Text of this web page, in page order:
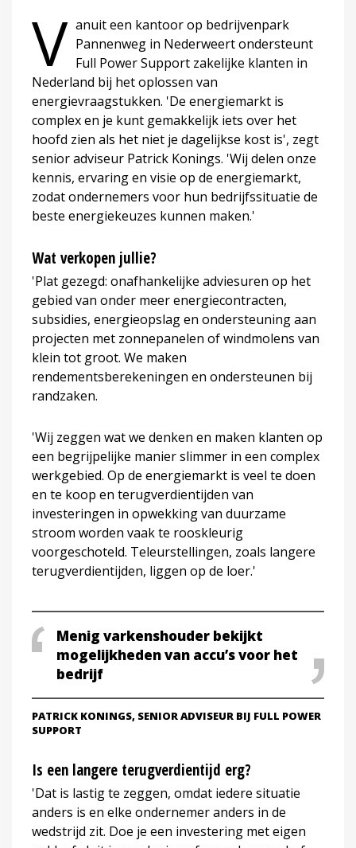
V anuit een kantoor op bedrijvenpark
Pannenweg in Nederweert ondersteunt
Full Power Support zakelijke klanten in
Nederland bij het oplossen van
energievraagstukken. 'De energiemarkt is
complex en je kunt gemakkelijk iets over het
hoofd zien als het niet je dagelijkse kost is', zegt
senior adviseur Patrick Konings. 'Wij delen onze
kennis, ervaring en visie op de energiemarkt,
zodat ondernemers voor hun bedrijfssituatie de
beste energiekeuzes kunnen maken.'
Wat verkopen jullie?
'Plat gezegd: onafhankelijke adviesuren op het
gebied van onder meer energiecontracten,
subsidies, energieopslag en ondersteuning aan
projecten met zonnepanelen of windmolens van
klein tot groot. We maken
rendementsberekeningen en ondersteunen bij
randzaken.
'Wij zeggen wat we denken en maken klanten op
een begrijpelijke manier slimmer in een complex
werkgebied. Op de energiemarkt is veel te doen
en te koop en terugverdientijden van
investeringen in opwekking van duurzame
stroom worden vaak te rooskleurig
voorgeschoteld. Teleurstellingen, zoals langere
terugverdientijden, liggen op de loer.'
Menig varkenshouder bekijkt
mogelijkheden van accu’s voor het
bedrijf
PATRICK KONINGS, SENIOR ADVISEUR BIJ FULL POWER
SUPPORT
Is een langere terugverdientijd erg?
'Dat is lastig te zeggen, omdat iedere situatie
anders is en elke ondernemer anders in de
wedstrijd zit. Doe je een investering met eigen